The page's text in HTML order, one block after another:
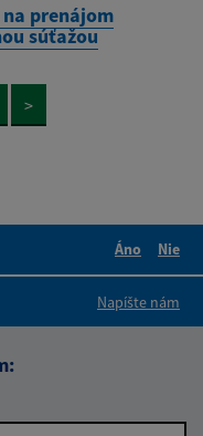
prenájom
súťažou
>
Áno
Nie
Napíšte nám